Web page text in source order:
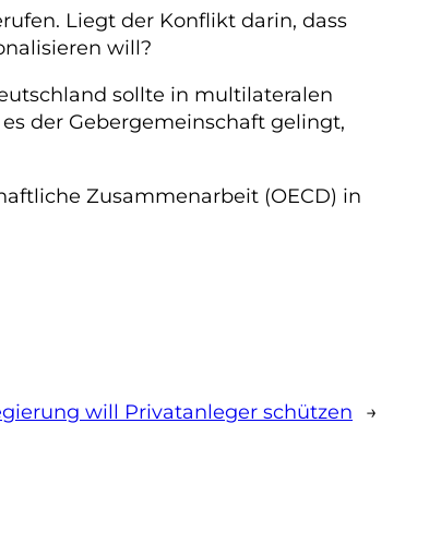
Liegt der Konflikt darin, dass
will?
sollte in multilateralen
der Gebergemeinschaft gelingt,
Zusammenarbeit (OECD) in
will Privatanleger schützen →